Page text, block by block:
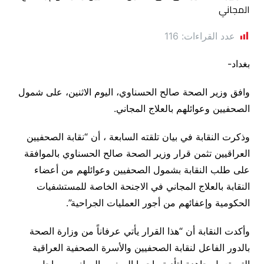
عدد القراءات: 116
بغداد-
وافق وزير الصحة صالح الحسناوي، اليوم الاثنين، على شمول
الصحفيين وعوائلهم بالعلاج المجاني.
وذكرت النقابة في بيان تلقته السابعة ، أن “نقابة الصحفيين
العراقيين تثمن قرار وزير الصحة صالح الحسناوي بالموافقة
على طلب النقابة بشمول الصحفيين وعوائلهم من أعضاء
النقابة بالعلاج المجاني في الاجنحة الخاصة للمستشفيات
الحكومية وإعفائهم من أجور العمليات الجراحية”.
وأكدت النقابة أن “هذا القرار يأتي عرفاناً من وزارة الصحة
بالدور الفاعل لنقابة الصحفيين والأسرة الصحفية العراقية